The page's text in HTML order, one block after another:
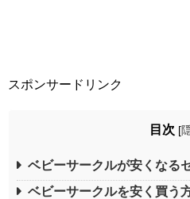
スポンサードリンク
目次 [
ベビーサークルが安くなる
ベビーサークルを安く買う